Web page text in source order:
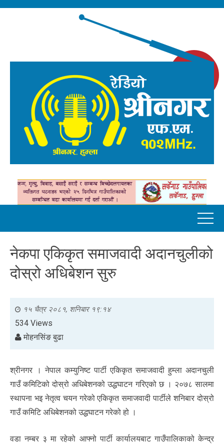
नेकपा एकिकृत समाजवादी अदानचुलीको
दोस्रो अधिबेशन सुरु
१५ चैत्र २०८१, शनिबार १९:१४
534 Views
मोहनसिंङ बुढा
श्रीनगर । नेपाल कम्युनिष्ट पार्टी एकिकृत समाजवादी हुम्ला अदानचुली
गाउँ कमिटिको दोस्रो अधिबेशनको उद्धघाटन गरिएको छ । २०७८ सालमा
स्थापना भइ नेतृत्व चयन गरेको एकिकृत समाजवादी पार्टीले शनिबार दोस्रो
गाउँ कमिटि अधिबेशनको उद्धघाटन गरेको हो ।
वडा नम्बर ३ मा रहेको आफ्नो पार्टी कार्यालयबाट गाउँपालिकाको केन्द्र